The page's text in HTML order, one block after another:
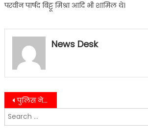
परवीन पार्षद बिट्टू मिश्रा आदि भी शामिल थे।
News Desk
Post
navigation
पुलिस ने कैफे और स्पा सेंटर में की छापेमारी, नोटिस लगा कर दी चेतावनी………
Search
for: